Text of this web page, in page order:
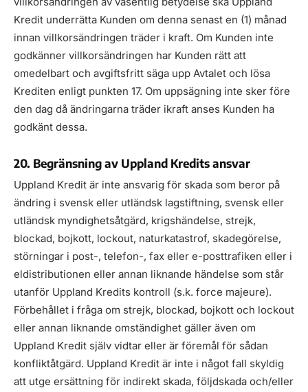
Kredit underrätta Kunden om denna senast en (1) månad
innan villkorsändringen träder i kraft. Om Kunden inte
godkänner villkorsändringen har Kunden rätt att
omedelbart och avgiftsfritt säga upp Avtalet och lösa
Krediten enligt punkten 17. Om uppsägning inte sker före
den dag då ändringarna träder ikraft anses Kunden ha
godkänt dessa.
20. Begränsning av Uppland Kredits ansvar
Uppland Kredit är inte ansvarig för skada som beror på
ändring i svensk eller utländsk lagstiftning, svensk eller
utländsk myndighetsåtgärd, krigshändelse, strejk,
blockad, bojkott, lockout, naturkatastrof, skadegörelse,
störningar i post-, telefon-, fax eller e-posttrafiken eller i
eldistributionen eller annan liknande händelse som står
utanför Uppland Kredits kontroll (s.k. force majeure).
Förbehållet i fråga om strejk, blockad, bojkott och lockout
eller annan liknande omständighet gäller även om
Uppland Kredit själv vidtar eller är föremål för sådan
konfliktåtgärd. Uppland Kredit är inte i något fall skyldig
att utge ersättning för indirekt skada, följdskada och/eller